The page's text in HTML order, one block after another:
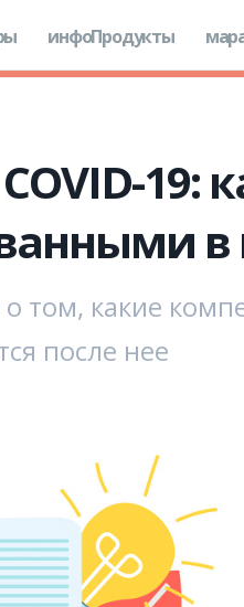
инфоПродукты
19:
в
том, какие
после нее